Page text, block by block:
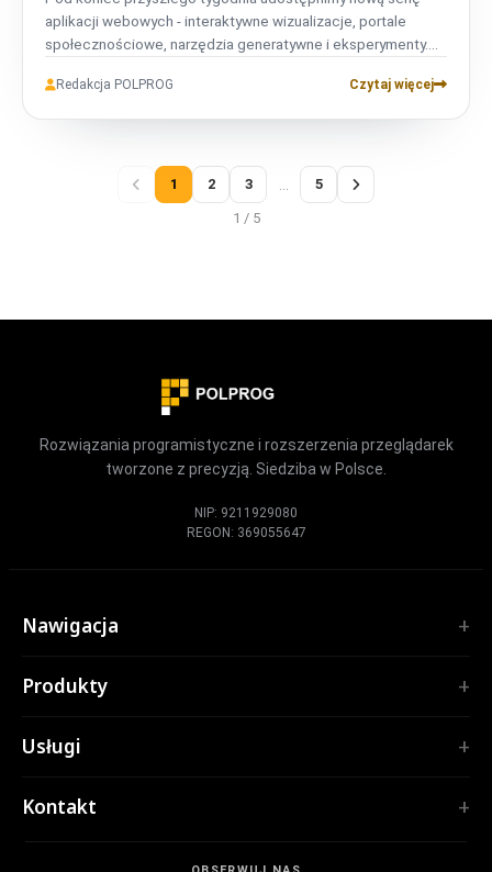
aplikacji webowych - interaktywne wizualizacje, portale
społecznościowe, narzędzia generatywne i eksperymenty.
Redakcja POLPROG Czytaj więcej
1 2 3 5
1 / 5
Rozwiązania programistyczne i rozszerzenia przeglądarek
tworzone z precyzją. Siedziba w Polsce.
NIP: 9211929080
REGON: 369055647
Nawigacja
Usługi
Produkty
TubePilot
Wszystkie rozszerzenia →
Usługi
Aplikacje internetowe
Kontakt